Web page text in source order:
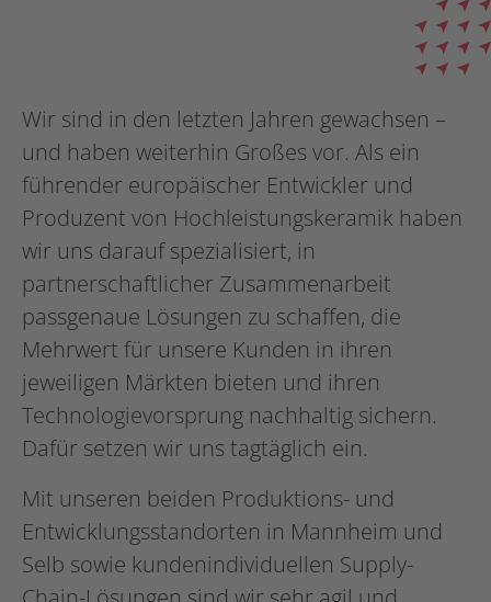
Wir sind in den letzten Jahren gewachsen –
und haben weiterhin Großes vor. Als ein
führender europäischer Entwickler und
Produzent von Hochleistungskeramik haben
wir uns darauf spezialisiert, in
partnerschaftlicher Zusammenarbeit
passgenaue Lösungen zu schaffen, die
Mehrwert für unsere Kunden in ihren
jeweiligen Märkten bieten und ihren
Technologievorsprung nachhaltig sichern.
Dafür setzen wir uns tagtäglich ein.
Mit unseren beiden Produktions- und
Entwicklungsstandorten in Mannheim und
Selb sowie kundenindividuellen Supply-